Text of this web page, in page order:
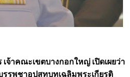
จ้าคณะเขตบางกอกใหญ่ เปิดเผยว่า
รพชาอุปสทบทเฉลิมพระเกียรติ